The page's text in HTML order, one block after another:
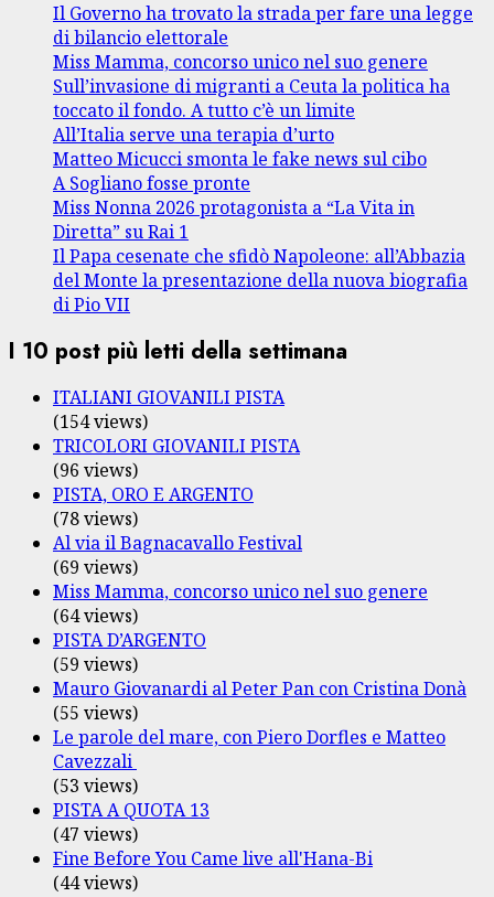
Il Governo ha trovato la strada per fare una legge
di bilancio elettorale
Miss Mamma, concorso unico nel suo genere
Sull’invasione di migranti a Ceuta la politica ha
toccato il fondo. A tutto c’è un limite
All’Italia serve una terapia d’urto
Matteo Micucci smonta le fake news sul cibo
A Sogliano fosse pronte
Miss Nonna 2026 protagonista a “La Vita in
Diretta” su Rai 1
Il Papa cesenate che sfidò Napoleone: all’Abbazia
del Monte la presentazione della nuova biografia
di Pio VII
I 10 post più letti della settimana
ITALIANI GIOVANILI PISTA
(154 views)
TRICOLORI GIOVANILI PISTA
(96 views)
PISTA, ORO E ARGENTO
(78 views)
Al via il Bagnacavallo Festival
(69 views)
Miss Mamma, concorso unico nel suo genere
(64 views)
PISTA D’ARGENTO
(59 views)
Mauro Giovanardi al Peter Pan con Cristina Donà
(55 views)
Le parole del mare, con Piero Dorfles e Matteo
Cavezzali
(53 views)
PISTA A QUOTA 13
(47 views)
Fine Before You Came live all'Hana-Bi
(44 views)